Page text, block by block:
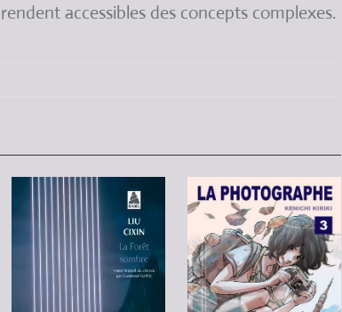
rendent accessibles des concepts complexes.